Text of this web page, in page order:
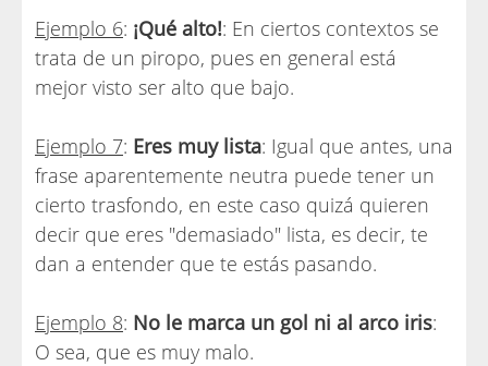
Ejemplo 6: ¡Qué alto!: En ciertos contextos se
trata de un piropo, pues en general está
mejor visto ser alto que bajo.
Ejemplo 7: Eres muy lista: Igual que antes, una
frase aparentemente neutra puede tener un
cierto trasfondo, en este caso quizá quieren
decir que eres "demasiado" lista, es decir, te
dan a entender que te estás pasando.
Ejemplo 8: No le marca un gol ni al arco iris:
O sea, que es muy malo.